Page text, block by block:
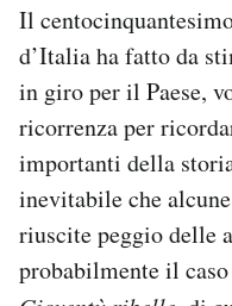
CALENDARIO
AREA PERSONALE
Area Personale
Il
d’Italia ha fatto da
in giro per il Paese,
ricorrenza per
importanti della
inevitabile che
riuscite peggio delle
probabilmente il